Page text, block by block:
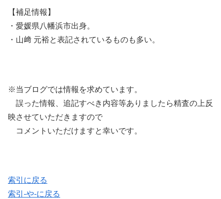
【補足情報】
・愛媛県八幡浜市出身。
・山﨑 元裕と表記されているものも多い。
※当ブログでは情報を求めています。
誤った情報、追記すべき内容等ありましたら精査の上反
映させていただきますので
コメントいただけますと幸いです。
索引に戻る
索引-や-に戻る